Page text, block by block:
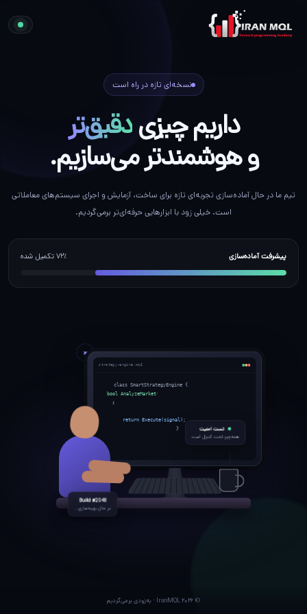
نسخه‌ای تازه در راه است
داریم چیزیدقیق‌تر
و هوشمندتر می‌سازیم.
تیم ما در حال آماده‌سازی تجربه‌ای تازه برای ساخت، آزمایش و اجرای سیستم‌های معاملاتی
است. خیلی زود با ابزارهایی حرفه‌ای‌تر برمی‌گردیم.
پیشرفت آماده‌سازی ۷۲٪ تکمیل شده
strategy-engine.mq5
class SmartStrategyEngine {
bool AnalyzeMarket() {
signal = ai.Predict(data);
return Execute(signal);
}
تست امنیت
همه‌چیز تحت کنترل است
Build #2048
در حال بهینه‌سازی...
© ۲۰۲۶ IranMQL · به‌زودی برمی‌گردیم